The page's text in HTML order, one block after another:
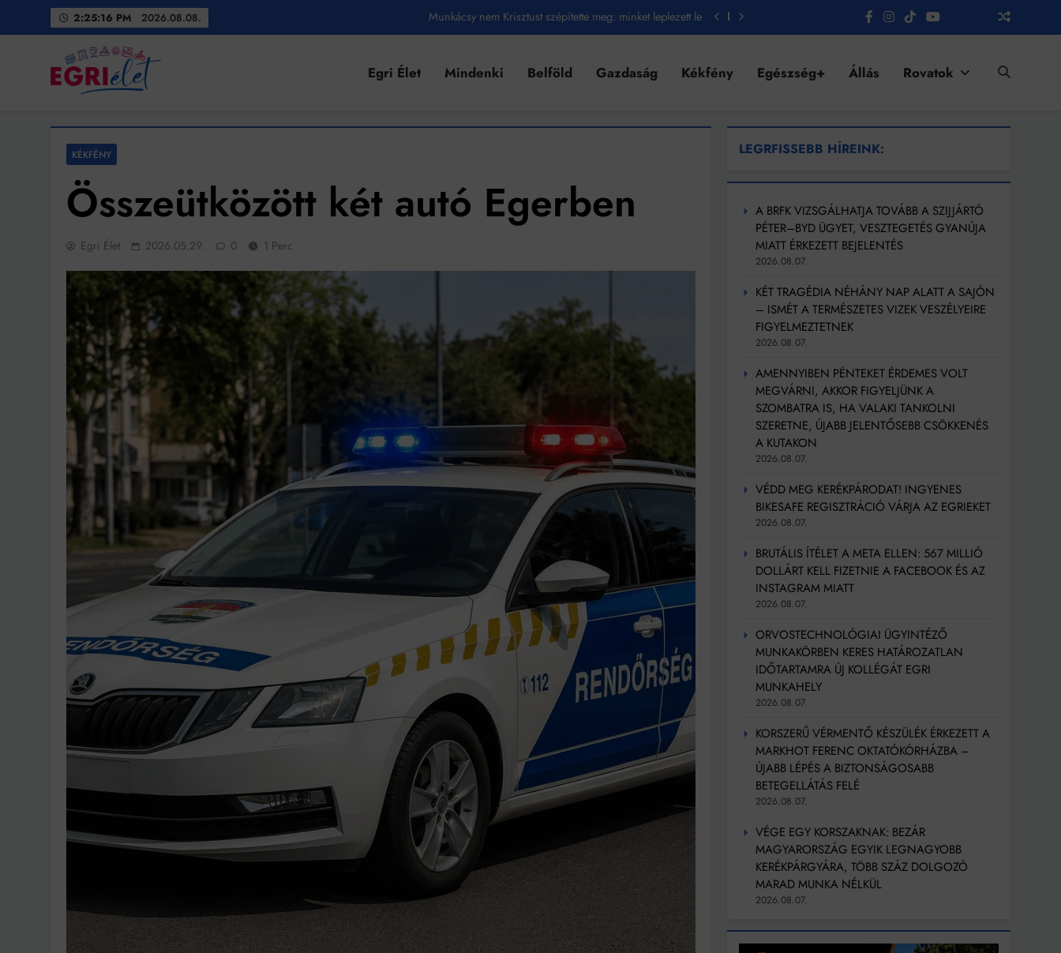
2:25:18 PM 2026.08.08.
Munkácsy nem Krisztust szépítette meg: minket leplezett le
Amikor a Tetris boldogabbá tesz, mint a szerelem
Az öregség nem csak ránc?
Mindenki a világot akarja uralni – de nem csak a 80-as években
Bitumenes lapostetők: a bevált technológia akkor működik, ha jól van felújítva
Ingatlanpiaci szakértők szerint akár 5 százalékkal is nőhetnek a bérleti díjak a ponthatárhirdetés
után az egyetemi városokban
Munkácsy nem Krisztust szépítette meg: minket leplezett le
Ahol köszönnek, ott még van város
Amikor a Tetris boldogabbá tesz, mint a szerelem
Létezik tökéletes élet: Truman is elhitte
Karinthy Frigyes: a zseni, aki belenézett a saját koponyájába
Ki akarsz törni. De miből?
Az öregség nem csak ránc?
Az ördög még mindig Pradát visel. De te miért öltözöl hozzá?
Móricz Zsigmond: falusi író vagy boncmester?
Mindenki a világot akarja uralni – de nem csak a 80-as években
Bitumenes lapostetők: a bevált technológia akkor működik, ha jól van felújítva
Egri Élet
Egri Élet Mindenki Belföld Gazdaság Kékfény Egészség+ Állás Rovatok
KÉKFÉNY
Összeütközött két autó Egerben
Egri Élet 2026.05.29. 0 1 Perc
LEGRFISSEBB HÍREINK:
A BRFK VIZSGÁLHATJA TOVÁBB A SZIJJÁRTÓ
PÉTER–BYD ÜGYET, VESZTEGETÉS GYANÚJA
MIATT ÉRKEZETT BEJELENTÉS
2026.08.07.
KÉT TRAGÉDIA NÉHÁNY NAP ALATT A SAJÓN
– ISMÉT A TERMÉSZETES VIZEK VESZÉLYEIRE
FIGYELMEZTETNEK
2026.08.07.
AMENNYIBEN PÉNTEKET ÉRDEMES VOLT
MEGVÁRNI, AKKOR FIGYELJÜNK A
SZOMBATRA IS, HA VALAKI TANKOLNI
SZERETNE, ÚJABB JELENTŐSEBB CSÖKKENÉS
A KUTAKON
2026.08.07.
VÉDD MEG KERÉKPÁRODAT! INGYENES
BIKESAFE REGISZTRÁCIÓ VÁRJA AZ EGRIEKET
2026.08.07.
BRUTÁLIS ÍTÉLET A META ELLEN: 567 MILLIÓ
DOLLÁRT KELL FIZETNIE A FACEBOOK ÉS AZ
INSTAGRAM MIATT
2026.08.07.
ORVOSTECHNOLÓGIAI ÜGYINTÉZŐ
MUNKAKÖRBEN KERES HATÁROZATLAN
IDŐTARTAMRA ÚJ KOLLÉGÁT EGRI
MUNKAHELY
2026.08.07.
KORSZERŰ VÉRMENTŐ KÉSZÜLÉK ÉRKEZETT A
MARKHOT FERENC OKTATÓKÓRHÁZBA –
ÚJABB LÉPÉS A BIZTONSÁGOSABB
BETEGELLÁTÁS FELÉ
2026.08.07.
VÉGE EGY KORSZAKNAK: BEZÁR
MAGYARORSZÁG EGYIK LEGNAGYOBB
KERÉKPÁRGYÁRA, TÖBB SZÁZ DOLGOZÓ
MARAD MUNKA NÉLKÜL
2026.08.07.